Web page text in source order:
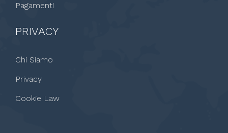
Pagamenti
PRIVACY
Chi Siamo
Privacy
Cookie Law